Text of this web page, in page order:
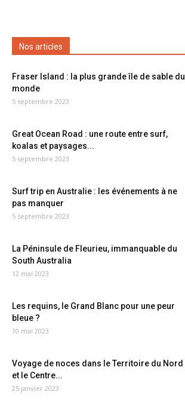
Nos articles
Fraser Island : la plus grande île de sable du
monde
5 septembre 2023
Great Ocean Road : une route entre surf,
koalas et paysages...
5 septembre 2023
Surf trip en Australie : les événements à ne
pas manquer
5 septembre 2023
La Péninsule de Fleurieu, immanquable du
South Australia
12 mai 2023
Les requins, le Grand Blanc pour une peur
bleue ?
10 mai 2023
Voyage de noces dans le Territoire du Nord
et le Centre...
25 janvier 2023